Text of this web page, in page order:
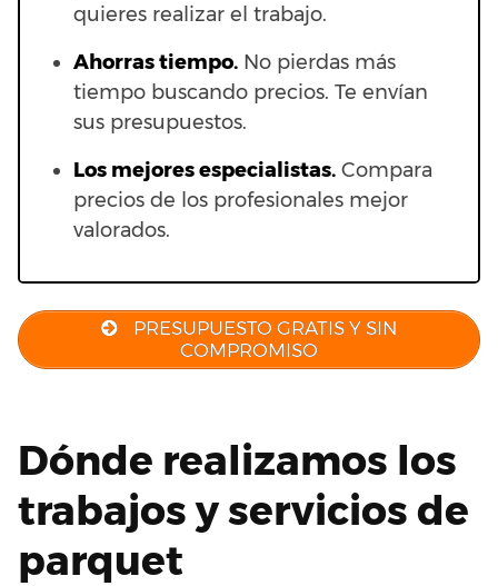
quieres realizar el trabajo.
Ahorras tiempo. No pierdas más
tiempo buscando precios. Te envían
sus presupuestos.
Los mejores especialistas. Compara
precios de los profesionales mejor
valorados.
PRESUPUESTO GRATIS Y SIN
COMPROMISO
Dónde realizamos los
trabajos y servicios de
parquet